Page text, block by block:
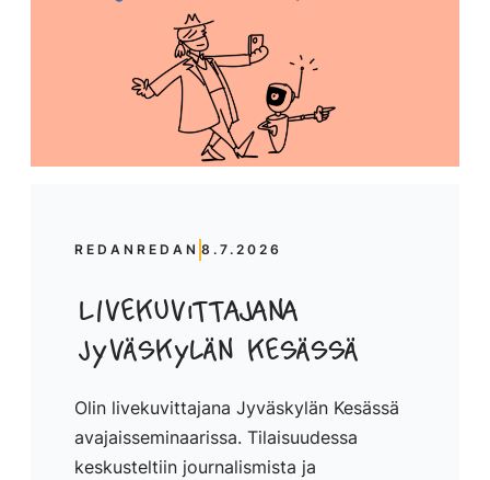
REDANREDAN 8.7.2026
LIvekuvittajana
Jyväskylän kesässä
Olin livekuvittajana Jyväskylän Kesässä
avajaisseminaarissa. Tilaisuudessa
keskusteltiin journalismista ja